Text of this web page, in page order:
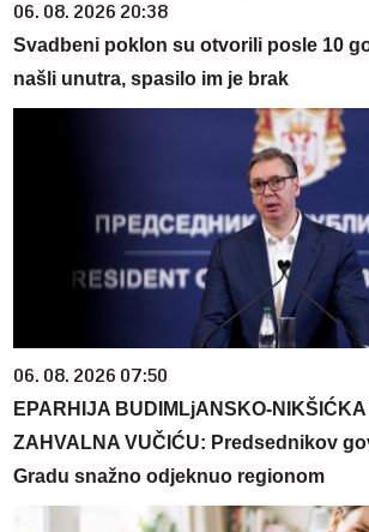
06. 08. 2026 20:38
Svadbeni poklon su otvorili posle 10
našli unutra, spasilo im je brak
06. 08. 2026 07:50
EPARHIJA BUDIMLjANSKO-
ZAHVALNA VUČIĆU: Predsednikov
Gradu snažno odjeknuo regionom